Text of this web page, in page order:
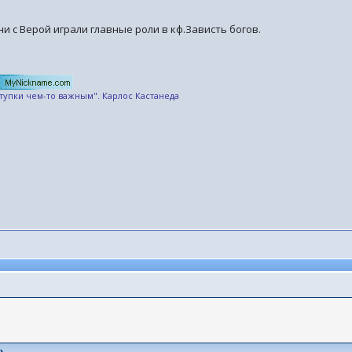
с Верой играли главные роли в кф.Зависть богов.
чем-то важным". Карлос Кастанеда